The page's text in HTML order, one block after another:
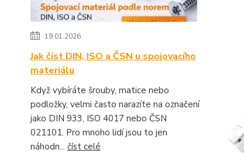
19.01.2026
Jak číst DIN, ISO a ČSN u spojovacího
materiálu
Když vybíráte šrouby, matice nebo
podložky, velmi často narazíte na označení
jako DIN 933, ISO 4017 nebo ČSN
021101. Pro mnoho lidí jsou to jen
náhodn... číst celé